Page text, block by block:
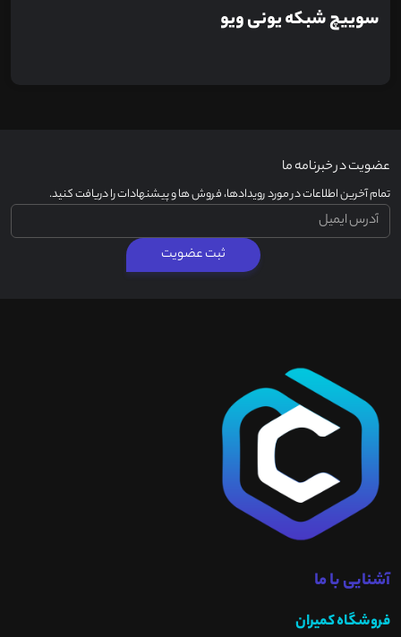
سوییچ شبکه یونی ویو
عضویت در خبرنامه ما
تمام آخرین اطلاعات در مورد رویدادها، فروش ها و پیشنهادات را دریافت کنید.
ثبت عضویت
آشنایی با ما
فروشگاه کمیران